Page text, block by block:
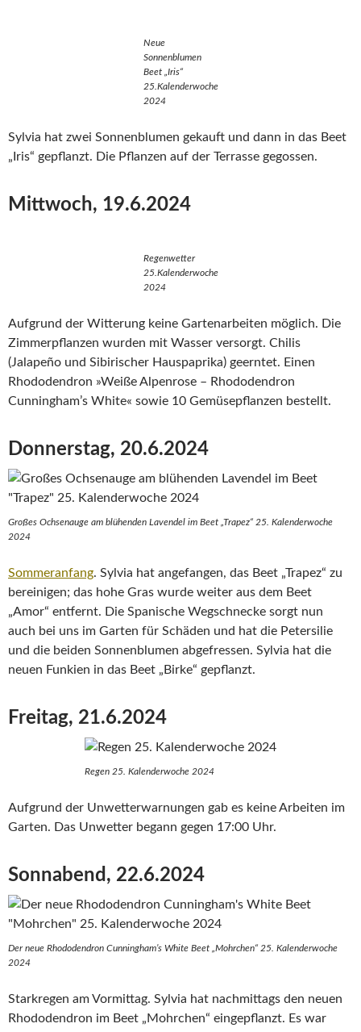
Neue
Sonnenblumen
Beet „Iris“
25.Kalenderwoche
2024
Sylvia hat zwei Sonnenblumen gekauft und dann in das Beet
„Iris“ gepflanzt. Die Pflanzen auf der Terrasse gegossen.
Mittwoch, 19.6.2024
Regenwetter
25.Kalenderwoche
2024
Aufgrund der Witterung keine Gartenarbeiten möglich. Die
Zimmerpflanzen wurden mit Wasser versorgt. Chilis
(Jalapeño und Sibirischer Hauspaprika) geerntet. Einen
Rhododendron »Weiße Alpenrose – Rhododendron
Cunningham’s White« sowie 10 Gemüsepflanzen bestellt.
Donnerstag, 20.6.2024
Großes Ochsenauge am blühenden Lavendel im Beet „Trapez“ 25. Kalenderwoche
2024
Sommeranfang. Sylvia hat angefangen, das Beet „Trapez“ zu
bereinigen; das hohe Gras wurde weiter aus dem Beet
„Amor“ entfernt. Die Spanische Wegschnecke sorgt nun
auch bei uns im Garten für Schäden und hat die Petersilie
und die beiden Sonnenblumen abgefressen. Sylvia hat die
neuen Funkien in das Beet „Birke“ gepflanzt.
Freitag, 21.6.2024
Regen 25. Kalenderwoche 2024
Aufgrund der Unwetterwarnungen gab es keine Arbeiten im
Garten. Das Unwetter begann gegen 17:00 Uhr.
Sonnabend, 22.6.2024
Der neue Rhododendron Cunningham’s White Beet „Mohrchen“ 25. Kalenderwoche
2024
Starkregen am Vormittag. Sylvia hat nachmittags den neuen
Rhododendron im Beet „Mohrchen“ eingepflanzt. Es war